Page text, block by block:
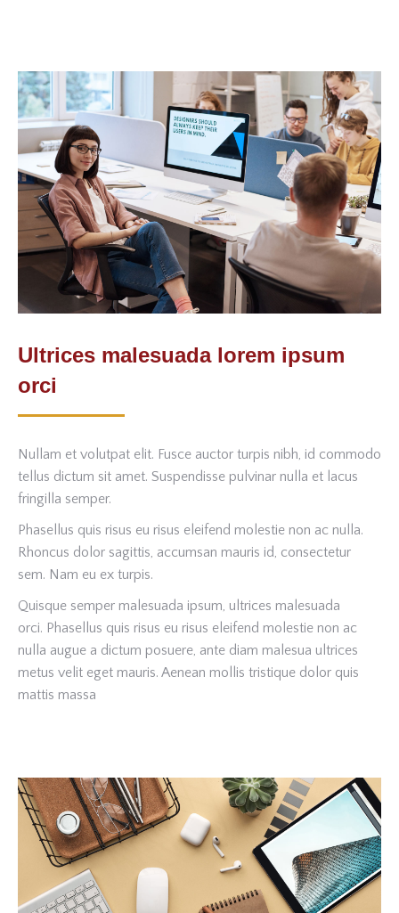
Ultrices malesuada lorem ipsum
orci
Nullam et volutpat elit. Fusce auctor turpis nibh, id commodo
tellus dictum sit amet. Suspendisse pulvinar nulla et lacus
fringilla semper.
Phasellus quis risus eu risus eleifend molestie non ac nulla.
Rhoncus dolor sagittis, accumsan mauris id, consectetur
sem. Nam eu ex turpis.
Quisque semper malesuada ipsum, ultrices malesuada
orci. Phasellus quis risus eu risus eleifend molestie non ac
nulla augue a dictum posuere, ante diam malesua ultrices
metus velit eget mauris. Aenean mollis tristique dolor quis
mattis massa